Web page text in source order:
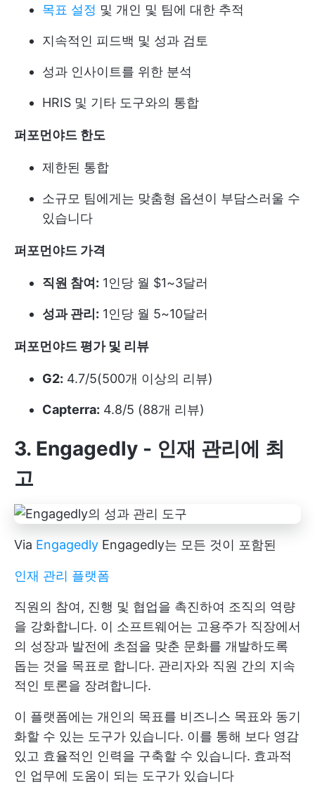
목표 설정 및 개인 및 팀에 대한 추적
지속적인 피드백 및 성과 검토
성과 인사이트를 위한 분석
HRIS 및 기타 도구와의 통합
퍼포먼야드 한도
제한된 통합
소규모 팀에게는 맞춤형 옵션이 부담스러울 수
있습니다
퍼포먼야드 가격
직원 참여: 1인당 월 $1~3달러
성과 관리: 1인당 월 5~10달러
퍼포먼야드 평가 및 리뷰
G2: 4.7/5(500개 이상의 리뷰)
Capterra: 4.8/5 (88개 리뷰)
3. Engagedly - 인재 관리에 최
고
Via Engagedly Engagedly는 모든 것이 포함된
인재 관리 플랫폼
직원의 참여, 진행 및 협업을 촉진하여 조직의 역량
을 강화합니다. 이 소프트웨어는 고용주가 직장에서
의 성장과 발전에 초점을 맞춘 문화를 개발하도록
돕는 것을 목표로 합니다. 관리자와 직원 간의 지속
적인 토론을 장려합니다.
이 플랫폼에는 개인의 목표를 비즈니스 목표와 동기
화할 수 있는 도구가 있습니다. 이를 통해 보다 영감
있고 효율적인 인력을 구축할 수 있습니다. 효과적
인 업무에 도움이 되는 도구가 있습니다